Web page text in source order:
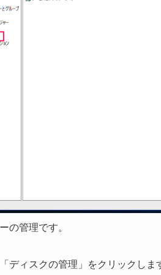
の管理です。
ディスクの管理」をクリックしま